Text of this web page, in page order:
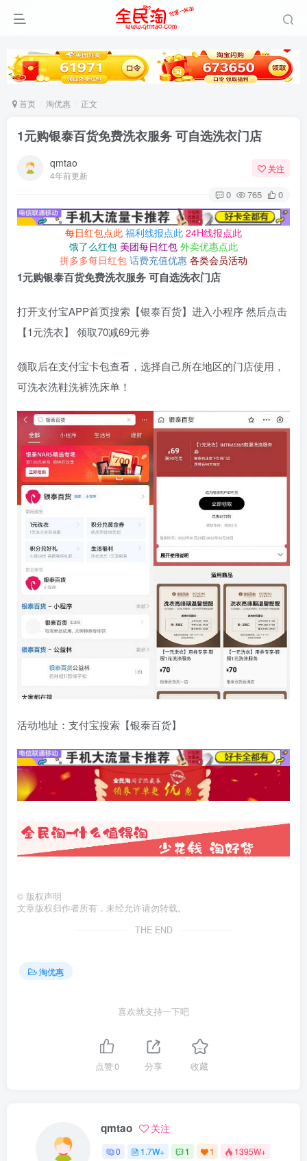
首页 淘优惠 正文
1元购银泰百货免费洗衣服务 可自选洗衣门店
qmtao
4年前更新
关注
0 765 0
每日红包点此 福利线报点此 24H线报点此
饿了么红包 美团每日红包 外卖优惠点此
拼多多每日红包 话费充值优惠 各类会员活动
1元购银泰百货免费洗衣服务 可自选洗衣门店
打开支付宝APP首页搜索【银泰百货】进入小程序 然后点击
【1元洗衣】 领取70减69元券
领取后在支付宝卡包查看，选择自己所在地区的门店使用，
可洗衣洗鞋洗裤洗床单！
活动地址：支付宝搜索【银泰百货】
© 版权声明
文章版权归作者所有，未经允许请勿转载。
THE END
淘优惠
喜欢就支持一下吧
点赞0 分享 收藏
qmtao 关注
0 1.7W+ 1 1 1395W+